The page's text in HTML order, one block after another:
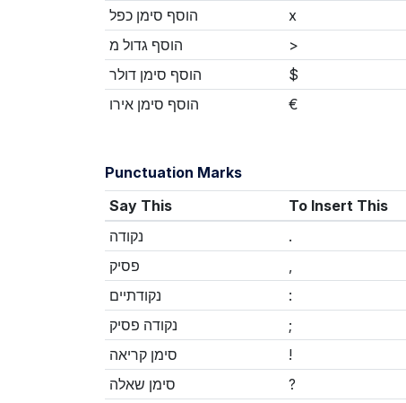
הוסף סימן כפל
x
הוסף גדול מ
>
הוסף סימן דולר
$
הוסף סימן אירו
€
Punctuation Marks
Say This
To Insert This
נקודה
.
פסיק
נקודתיים
:
נקודה פסיק
;
סימן קריאה
!
סימן שאלה
?